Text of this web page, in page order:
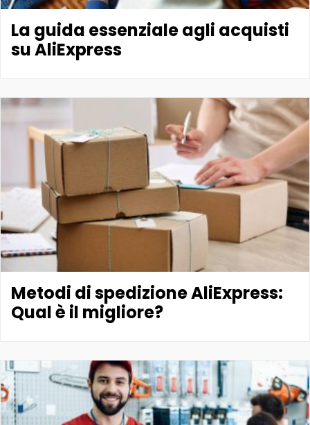
La guida essenziale agli acquisti
su AliExpress
Metodi di spedizione AliExpress:
Qual è il migliore?